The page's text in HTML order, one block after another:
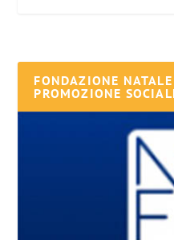
FONDAZIONE
PROMOZIONE